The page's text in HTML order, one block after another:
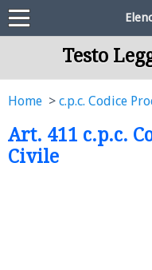
Testo
Home c.p.c. Codice
Art. 411 c.p.c.
Civile